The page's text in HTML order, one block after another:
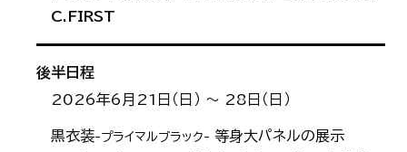
C.FIRST
後半日程
2026年6月21日（日） ～ 28日（日）
黒衣装-プライマルブラック- 等身大パネルの展示